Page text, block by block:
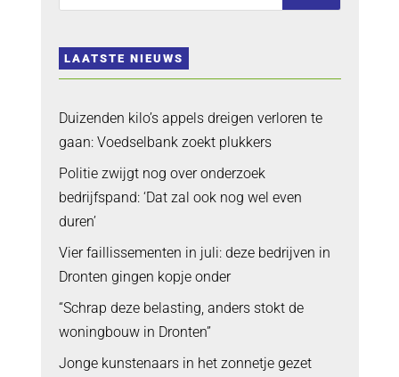
LAATSTE NIEUWS
Duizenden kilo’s appels dreigen verloren te
gaan: Voedselbank zoekt plukkers
Politie zwijgt nog over onderzoek
bedrijfspand: ‘Dat zal ook nog wel even
duren’
Vier faillissementen in juli: deze bedrijven in
Dronten gingen kopje onder
“Schrap deze belasting, anders stokt de
woningbouw in Dronten”
Jonge kunstenaars in het zonnetje gezet